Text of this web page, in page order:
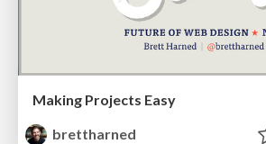
Making Projects Easy
brettharned